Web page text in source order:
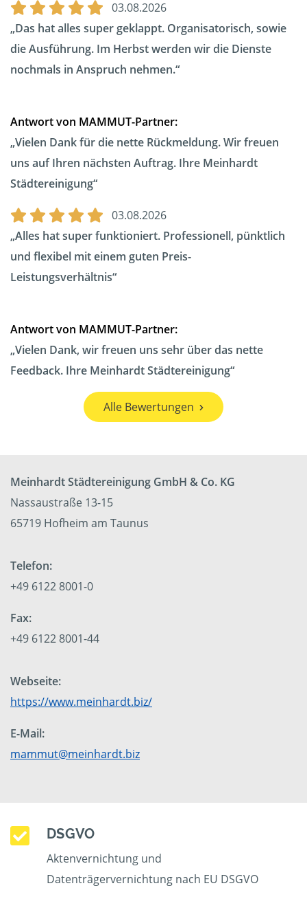
03.08.2026
Das hat alles super geklappt. Organisatorisch, sowie
die Ausführung. Im Herbst werden wir die Dienste
nochmals in Anspruch nehmen.
Antwort von MAMMUT-Partner:
Vielen Dank für die nette Rückmeldung. Wir freuen
uns auf Ihren nächsten Auftrag. Ihre Meinhardt
Städtereinigung
03.08.2026
Alles hat super funktioniert. Professionell, pünktlich
und flexibel mit einem guten Preis-
Leistungsverhältnis
Antwort von MAMMUT-Partner:
Vielen Dank, wir freuen uns sehr über das nette
Feedback. Ihre Meinhardt Städtereinigung
Alle Bewertungen
Meinhardt Städtereinigung GmbH & Co. KG
Nassaustraße 13-15
65719 Hofheim am Taunus
Telefon:
+49 6122 8001-0
Fax:
+49 6122 8001-44
Webseite:
https://www.meinhardt.biz/
E-Mail:
mammut@meinhardt.biz
DSGVO
Aktenvernichtung und
Datenträgervernichtung nach EU DSGVO